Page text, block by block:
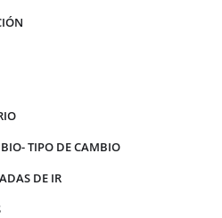
TIPO DE CAMBIO
DE IR